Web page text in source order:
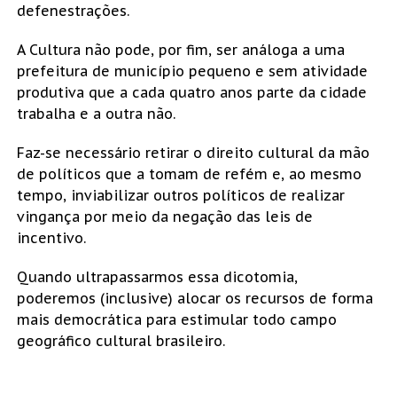
defenestrações.
A Cultura não pode, por fim, ser análoga a uma
prefeitura de município pequeno e sem atividade
produtiva que a cada quatro anos parte da cidade
trabalha e a outra não.
Faz-se necessário retirar o direito cultural da mão
de políticos que a tomam de refém e, ao mesmo
tempo, inviabilizar outros políticos de realizar
vingança por meio da negação das leis de
incentivo.
Quando ultrapassarmos essa dicotomia,
poderemos (inclusive) alocar os recursos de forma
mais democrática para estimular todo campo
geográfico cultural brasileiro.